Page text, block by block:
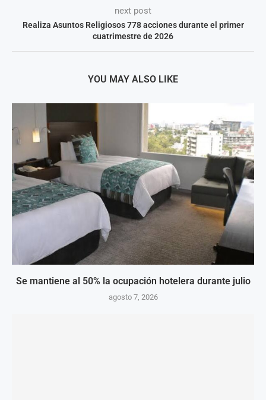
next post
Realiza Asuntos Religiosos 778 acciones durante el primer
cuatrimestre de 2026
YOU MAY ALSO LIKE
Se mantiene al 50% la ocupación hotelera durante julio
agosto 7, 2026